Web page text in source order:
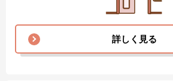
詳しく見る